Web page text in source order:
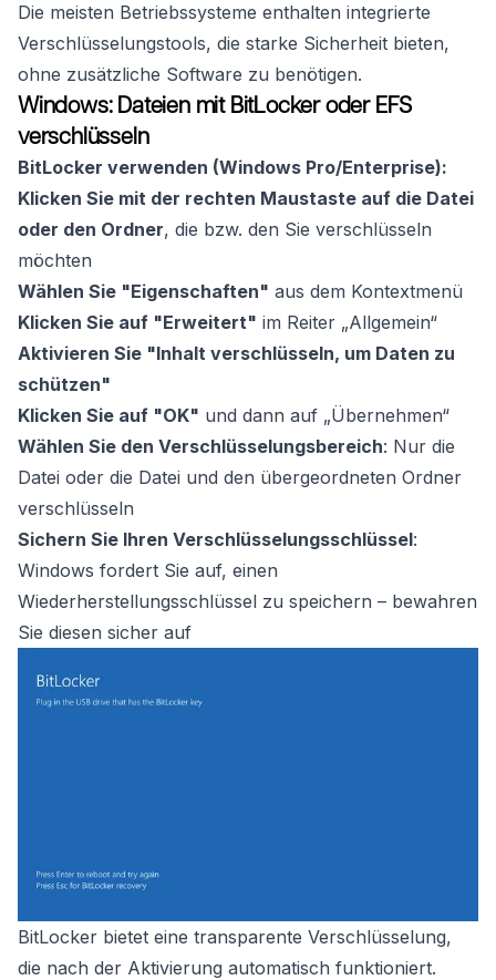
Die meisten Betriebssysteme enthalten integrierte
Verschlüsselungstools, die starke Sicherheit bieten,
ohne zusätzliche Software zu benötigen.
Windows: Dateien mit BitLocker oder EFS
verschlüsseln
BitLocker verwenden (Windows Pro/Enterprise):
Klicken Sie mit der rechten Maustaste auf die Datei
oder den Ordner, die bzw. den Sie verschlüsseln
möchten
Wählen Sie "Eigenschaften" aus dem Kontextmenü
Klicken Sie auf "Erweitert" im Reiter „Allgemein“
Aktivieren Sie "Inhalt verschlüsseln, um Daten zu
schützen"
Klicken Sie auf "OK" und dann auf „Übernehmen“
Wählen Sie den Verschlüsselungsbereich: Nur die
Datei oder die Datei und den übergeordneten Ordner
verschlüsseln
Sichern Sie Ihren Verschlüsselungsschlüssel:
Windows fordert Sie auf, einen
Wiederherstellungsschlüssel zu speichern – bewahren
Sie diesen sicher auf
BitLocker bietet eine transparente Verschlüsselung,
die nach der Aktivierung automatisch funktioniert.